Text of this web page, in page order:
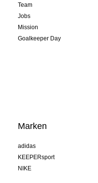
Team
Jobs
Mission
Goalkeeper Day
Marken
adidas
KEEPERsport
NIKE